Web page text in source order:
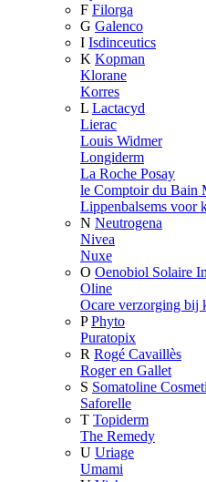
F Filorga
G Galenco
I Isdinceutics
K Kopman
Klorane
Korres
L Lactacyd
Lierac
Louis Widmer
Longiderm
La Roche Posay
le Comptoir du Bain
Lippenbalsems voor
N Neutrogena
Nivea
Nuxe
O Oenobiol Solaire
Oline
Ocare verzorging bij
P Phyto
Puratopix
R Rogé Cavaillès
Roger en Gallet
S Somatoline
Saforelle
T Topiderm
The Remedy
U Uriage
Umami